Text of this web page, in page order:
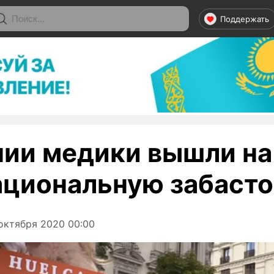
Поддержать
медики вышли на
2020 00:00